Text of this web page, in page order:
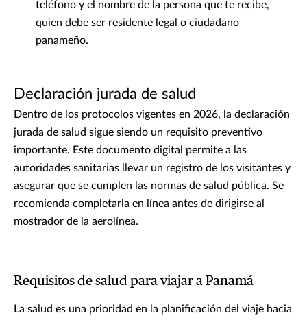
teléfono y el nombre de la persona que te recibe,
quien debe ser residente legal o ciudadano
panameño.
Declaración jurada de salud
Dentro de los protocolos vigentes en 2026, la declaración
jurada de salud sigue siendo un requisito preventivo
importante. Este documento digital permite a las
autoridades sanitarias llevar un registro de los visitantes y
asegurar que se cumplen las normas de salud pública. Se
recomienda completarla en línea antes de dirigirse al
mostrador de la aerolínea.
Requisitos de salud para viajar a Panamá
La salud es una prioridad en la planificación del viaje hacia